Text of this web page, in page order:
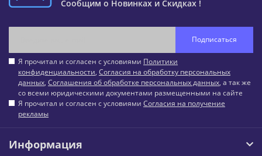
Сообщим о Новинках и Скидках !
Подписаться
Я прочитал и согласен с условиями Политики
конфиденциальности, Согласия на обработку персональных
данных, Соглашения об обработке персональных данных, а так же
со всеми юридическими документами размещенными на сайте
Я прочитал и согласен с условиями Согласия на получение
рекламы
Информация